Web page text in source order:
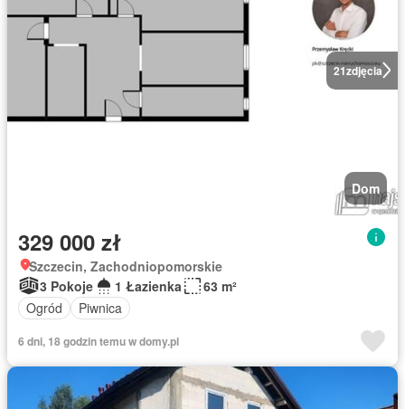
21zdjęcia
Dom
329 000 zł
Szczecin, Zachodniopomorskie
3 Pokoje
1 Łazienka
63 m²
Ogród
Piwnica
6 dni, 18 godzin temu w domy.pl